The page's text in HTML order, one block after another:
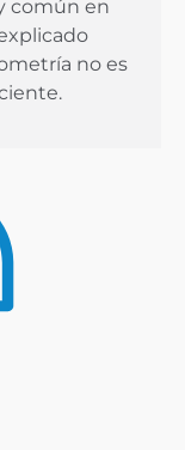
común en
no es